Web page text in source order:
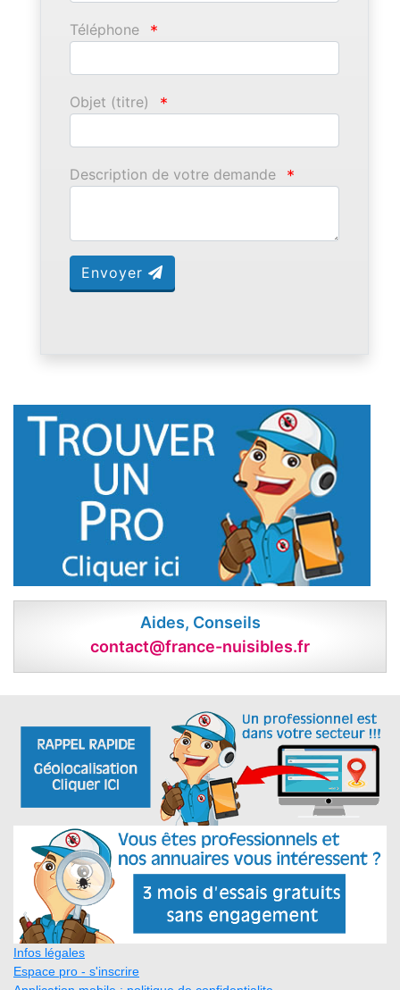
Téléphone *
Objet (titre) *
Description de votre demande *
Envoyer
Aides, Conseils
contact@france-nuisibles.fr
Infos légales
Espace pro - s'inscrire